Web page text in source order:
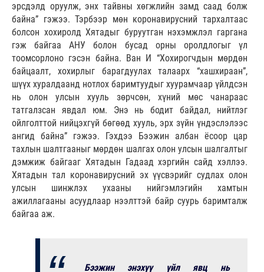
эрсдэлд оруулж, энх тайвны хөгжлийн замд саад болж
байна” гэжээ. Тэрбээр мөн коронавирусний тархалтаас
болсон хохиролд Хятадыг буруутган нэхэмжлэл гаргана
гэж байгаа АНУ болон бусад орны оролдлогыг үл
тоомсорлоно гэсэн байна. Ван И “Хохирогчдын мөрдөн
байцаалт, хохирлыг барагдуулах талаарх “хашхираан”,
шүүх хуралдаанд нотлох баримтуудыг хуурамчаар үйлдсэн
нь олон улсын хууль зөрчсөн, хүний мөс чанараас
татгалзсан явдал юм. Энэ нь бодит байдал, нийтлэг
ойлголттой нийцэхгүй бөгөөд хууль, эрх зүйн үндэслэлээс
ангид байна” гэжээ. Гэхдээ Бээжин албан ёсоор цар
тахлын шалтгааныг мөрдөн шалгах олон улсын шалгалтыг
дэмжиж байгааг Хятадын Гадаад хэргийн сайд хэллээ.
Хятадын тал коронавирусний эх үүсвэрийг судлах олон
улсын шинжлэх ухааны нийгэмлэгийн хамтын
ажиллагааны асуудлаар нээлттэй байр суурь баримталж
байгаа аж.
Бээжин энэхүү үйл явц нь